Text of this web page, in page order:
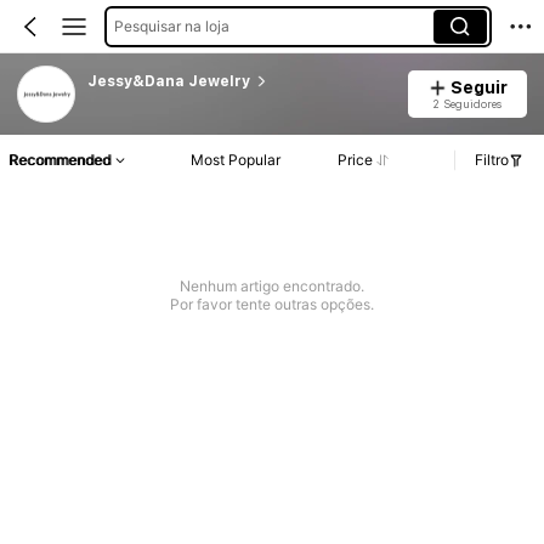
Pesquisar na loja
Jessy&Dana Jewelry Seguir
2 Seguidores
Recommended Most Popular Price Filtro
Nenhum artigo encontrado.
Por favor tente outras opções.